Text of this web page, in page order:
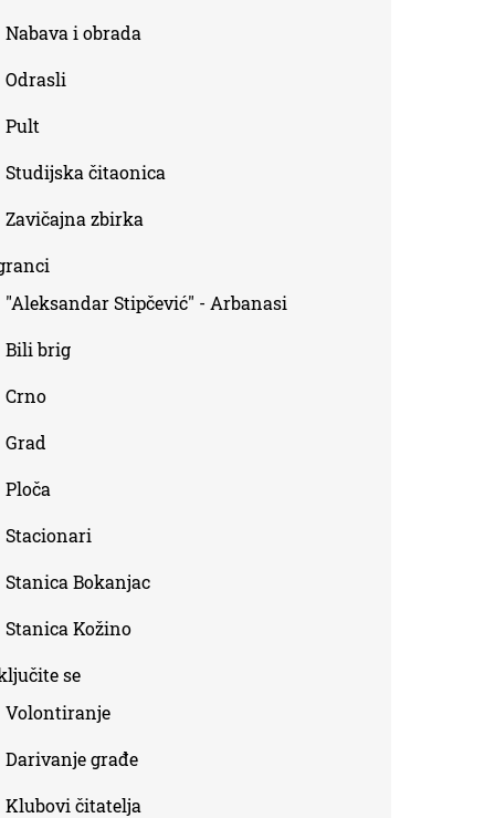
Nabava i obrada
Odrasli
Pult
Studijska čitaonica
Zavičajna zbirka
"Aleksandar Stipčević" - Arbanasi
Bili brig
Crno
Grad
Ploča
Stacionari
Stanica Bokanjac
Stanica Kožino
se
Volontiranje
Darivanje građe
Klubovi čitatelja